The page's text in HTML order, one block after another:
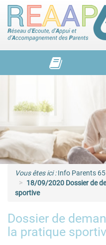
Adolescence
Vie
Vous êtes ici :Info Parents 65
18/09/2020 Dossier de
sportive
Dossier de
la pratique